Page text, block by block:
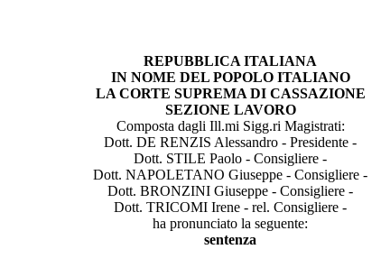
REPUBBLICA ITALIANA
IN NOME DEL POPOLO ITALIANO
LA CORTE SUPREMA DI CASSAZIONE
SEZIONE LAVORO
Composta dagli Ill.mi Sigg.ri Magistrati:
Dott. DE RENZIS Alessandro - Presidente -
Dott. STILE Paolo - Consigliere -
Dott. NAPOLETANO Giuseppe - Consigliere -
Dott. BRONZINI Giuseppe - Consigliere -
Dott. TRICOMI Irene - rel. Consigliere -
ha pronunciato la seguente:
sentenza